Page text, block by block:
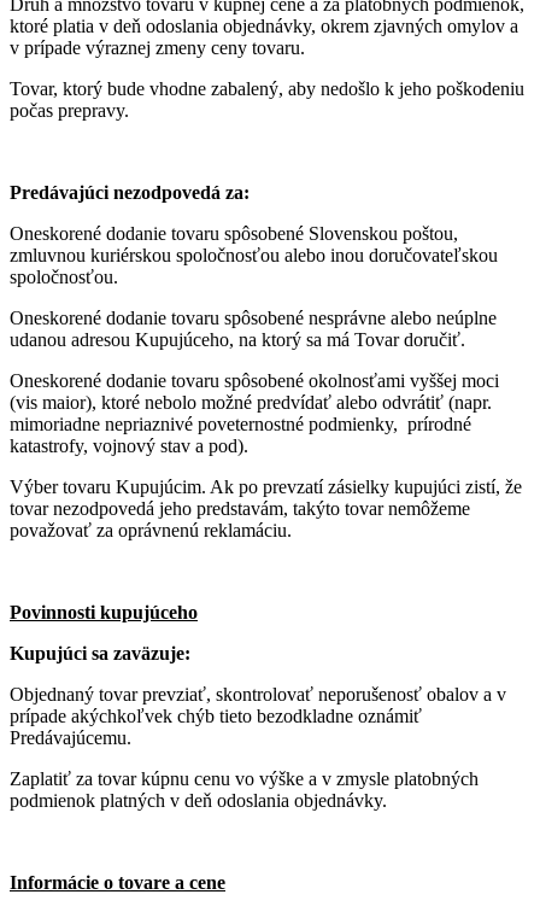
Druh a množstvo tovaru v kúpnej cene a za platobných podmienok,
ktoré platia v deň odoslania objednávky, okrem zjavných omylov a
v prípade výraznej zmeny ceny tovaru.
Tovar, ktorý bude vhodne zabalený, aby nedošlo k jeho poškodeniu
počas prepravy.
Predávajúci nezodpovedá za:
Oneskorené dodanie tovaru spôsobené Slovenskou poštou,
zmluvnou kuriérskou spoločnosťou alebo inou doručovateľskou
spoločnosťou.
Oneskorené dodanie tovaru spôsobené nesprávne alebo neúplne
udanou adresou Kupujúceho, na ktorý sa má Tovar doručiť.
Oneskorené dodanie tovaru spôsobené okolnosťami vyššej moci
(vis maior), ktoré nebolo možné predvídať alebo odvrátiť (napr.
mimoriadne nepriaznivé poveternostné podmienky, prírodné
katastrofy, vojnový stav a pod).
Výber tovaru Kupujúcim. Ak po prevzatí zásielky kupujúci zistí, že
tovar nezodpovedá jeho predstavám, takýto tovar nemôžeme
považovať za oprávnenú reklamáciu.
Povinnosti kupujúceho
Kupujúci sa zaväzuje:
Objednaný tovar prevziať, skontrolovať neporušenosť obalov a v
prípade akýchkoľvek chýb tieto bezodkladne oznámiť
Predávajúcemu.
Zaplatiť za tovar kúpnu cenu vo výške a v zmysle platobných
podmienok platných v deň odoslania objednávky.
Informácie o tovare a cene